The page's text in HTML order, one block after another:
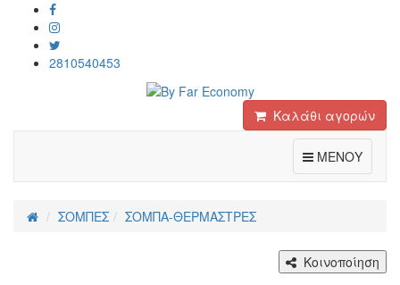
2810540453
Καλάθι αγορών
ΜΕΝΟΥ
ΣΟΜΠΕΣ ΣΟΜΠΑ-ΘΕΡΜΑΣΤΡΕΣ
Κοινοποίηση